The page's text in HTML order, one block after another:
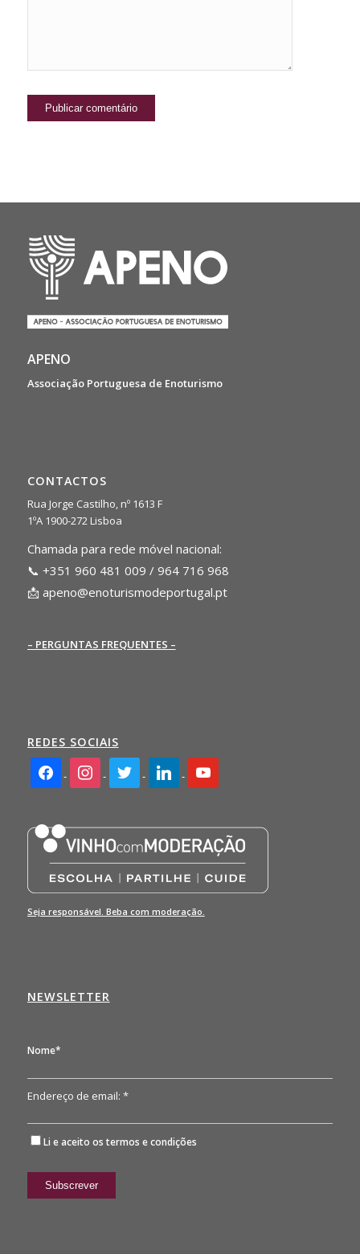
APENO
Associação Portuguesa de Enoturismo
CONTACTOS
Rua Jorge Castilho, nº 1613 F
1ºA 1900-272 Lisboa
Chamada para rede móvel nacional:
📞 +351 960 481 009 / 964 716 968
📩 apeno@enoturismodeportugal.pt
– PERGUNTAS FREQUENTES –
REDES SOCIAIS
facebook2instagramtwitter linkedin youtube
Seja responsável. Beba com moderação.
NEWSLETTER
Nome*
Endereço de email: *
Li e aceito os termos e condições